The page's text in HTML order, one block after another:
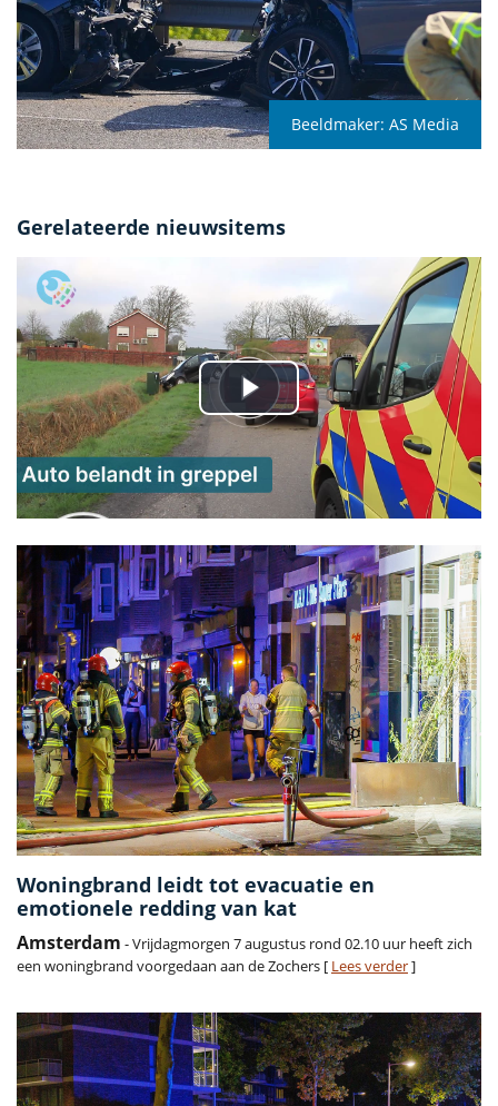
Beeldmaker: AS Media
Gerelateerde nieuwsitems
Woningbrand leidt tot evacuatie en
emotionele redding van kat
Amsterdam - Vrijdagmorgen 7 augustus rond 02.10 uur heeft zich
een woningbrand voorgedaan aan de Zochers [ Lees verder]